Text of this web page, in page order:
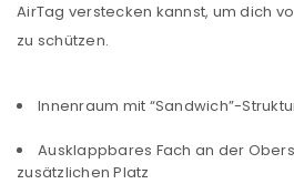
AirTag verstecken kannst, um dich
zu schützen.
Innenraum mit “Sandwich”-
Ausklappbares Fach an der
zusätzlichen Platz